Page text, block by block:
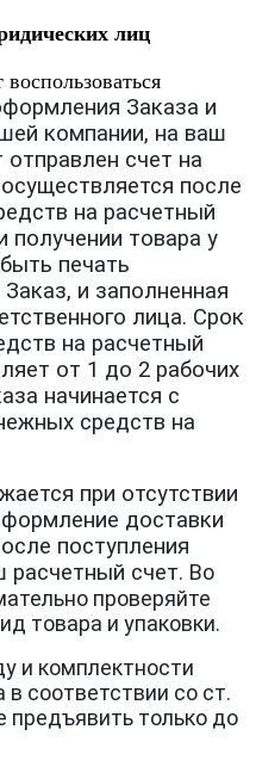
лиц
Заказа и
компании, на ваш
счет на
после
на расчетный
получении товара у
печать
и заполненная
лица. Срок
на расчетный
от 1 до 2 рабочих
начинается с
средств на
при отсутствии
доставки
поступления
счет. Во
проверяйте
товара и упаковки.
и комплектности
соответствии со ст.
только до